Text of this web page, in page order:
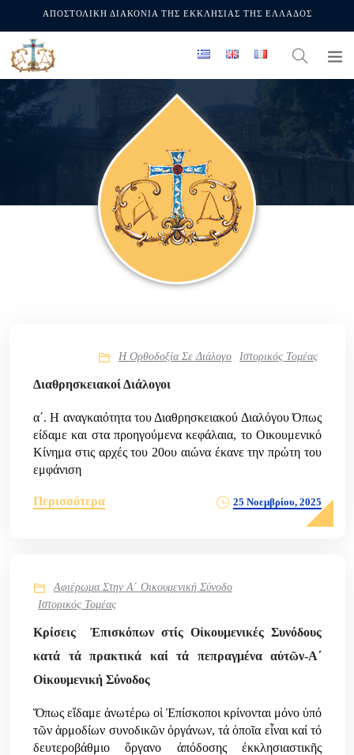
ΑΠΟΣΤΟΛΙΚΗ ΔΙΑΚΟΝΙΑ ΤΗΣ ΕΚΚΛΗΣΙΑΣ ΤΗΣ ΕΛΛΑΔΟΣ
Η Ορθοδοξία Σε Διάλογο Ιστορικός Τομέας
Διαθρησκειακοί Διάλογοι
α΄. Η αναγκαιότητα του Διαθρησκειακού Διαλόγου Όπως
είδαμε και στα προηγούμενα κεφάλαια, το Οικουμενικό
Κίνημα στις αρχές του 20ου αιώνα έκανε την πρώτη του
εμφάνιση
Περισσότερα 25 Νοεμβρίου, 2025
Αφιέρωμα Στην Α΄ Οικουμενική Σύνοδο
Ιστορικός Τομέας
Κρίσεις Ἐπισκόπων στίς Οἰκουμενικές Συνόδους
κατά τά πρακτικά καί τά πεπραγμένα αὐτῶν-Α΄
Οἰκουμενική Σύνοδος
Ὅπως εἴδαμε ἀνωτέρω οἱ Ἐπίσκοποι κρίνονται μόνο ὑπό
τῶν ἁρμοδίων συνοδικῶν ὀργάνων, τά ὁποῖα εἶναι καί τό
δευτεροβάθμιο ὄργανο ἀπόδοσης ἐκκλησιαστικῆς